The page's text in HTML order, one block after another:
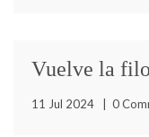
sobre la
Vuelve la
11 Jul 2024 0